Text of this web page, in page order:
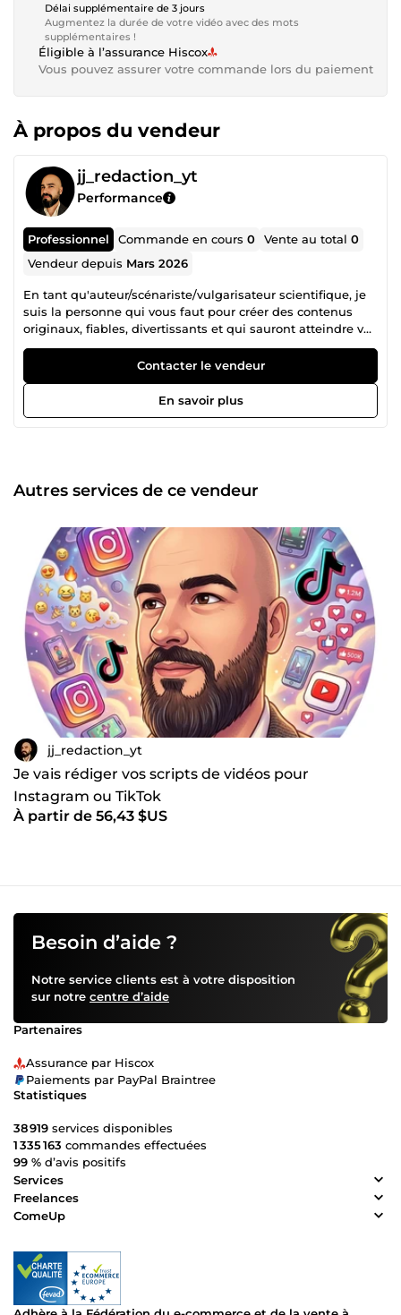
Délai supplémentaire de 3 jours
Augmentez la durée de votre vidéo avec des mots
supplémentaires !
Éligible à l’assurance Hiscox
Vous pouvez assurer votre commande lors du paiement
À propos du vendeur
jj_redaction_yt
Performance
Professionnel Commande en cours0 Vente au total0
Vendeur depuis Mars 2026
En tant qu'auteur/scénariste/vulgarisateur scientifique, je
suis la personne qui vous faut pour créer des contenus
originaux, fiables, divertissants et qui sauront atteindre vos
spectateurs ! Mes compétences : ☑ Rédaction de scripts de
vidéos YouTube à destination d’un large public (Poisson
Fécond) ☑ Rédaction de formats courts attractifs
(Instagram, TikTok, YouTube Shorts) ☑ Maîtrise du
storytelling ☑ Vulgarisation scientifique, historique et
Contacter le vendeur
En savoir plus
Autres services de ce vendeur
jj_redaction_yt
Je vais rédiger vos scripts de vidéos pour
Instagram ou TikTok
À partir de 56,43 $US
Besoin d’aide ?
Notre service clients est à votre disposition
sur notre centre d’aide
Partenaires
Assurance par Hiscox
Paiements par PayPal Braintree
Statistiques
38 919 services disponibles
1 335 163 commandes effectuées
99 % d’avis positifs
Services
Freelances
ComeUp